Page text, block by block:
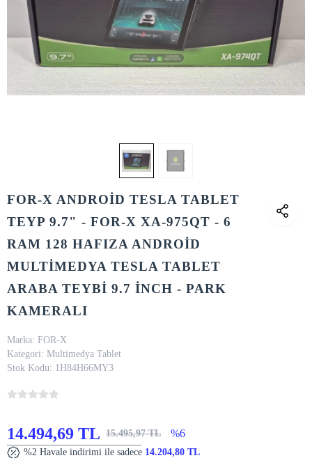
FOR-X ANDROİD TESLA TABLET
TEYP 9.7" - FOR-X XA-975QT - 6
RAM 128 HAFIZA ANDROİD
MULTİMEDYA TESLA TABLET
ARABA TEYBİ 9.7 İNCH - PARK
KAMERALI
Marka: FOR-X
Kategori: Multimedya Tablet
Stok Kodu: 1H84H66MY3
14.494,69 TL 15.495,97 TL %6
%2 Havale indirimi ile sadece 14.204,80 TL